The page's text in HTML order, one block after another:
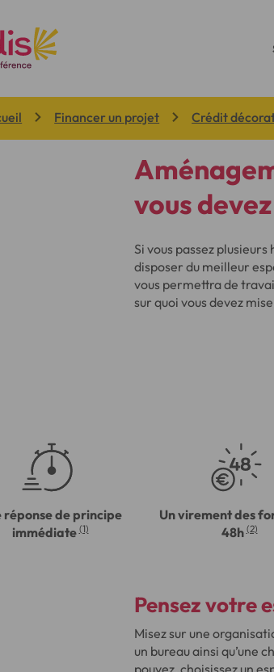
ici: Financer un projet Crédit
vous
Si vous passez
disposer du meilleur
vous permettra de
sur quoi vous devez
réponse de principe
immédiate (1)
Un virement des
48h (2)
Pensez votre
Misez sur une
un bureau ainsi qu’une
pouvez, choisissez un